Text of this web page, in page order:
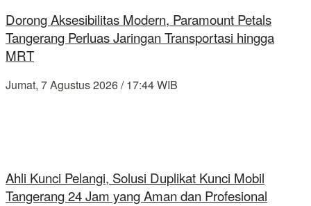
Dorong Aksesibilitas Modern, Paramount Petals
Tangerang Perluas Jaringan Transportasi hingga
MRT
Jumat, 7 Agustus 2026 / 17:44 WIB
Ahli Kunci Pelangi, Solusi Duplikat Kunci Mobil
Tangerang 24 Jam yang Aman dan Profesional